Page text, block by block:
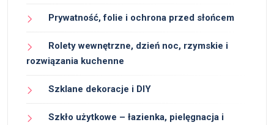
Prywatność, folie i ochrona przed słońcem
Rolety wewnętrzne, dzień noc, rzymskie i
rozwiązania kuchenne
Szklane dekoracje i DIY
Szkło użytkowe – łazienka, pielęgnacja i